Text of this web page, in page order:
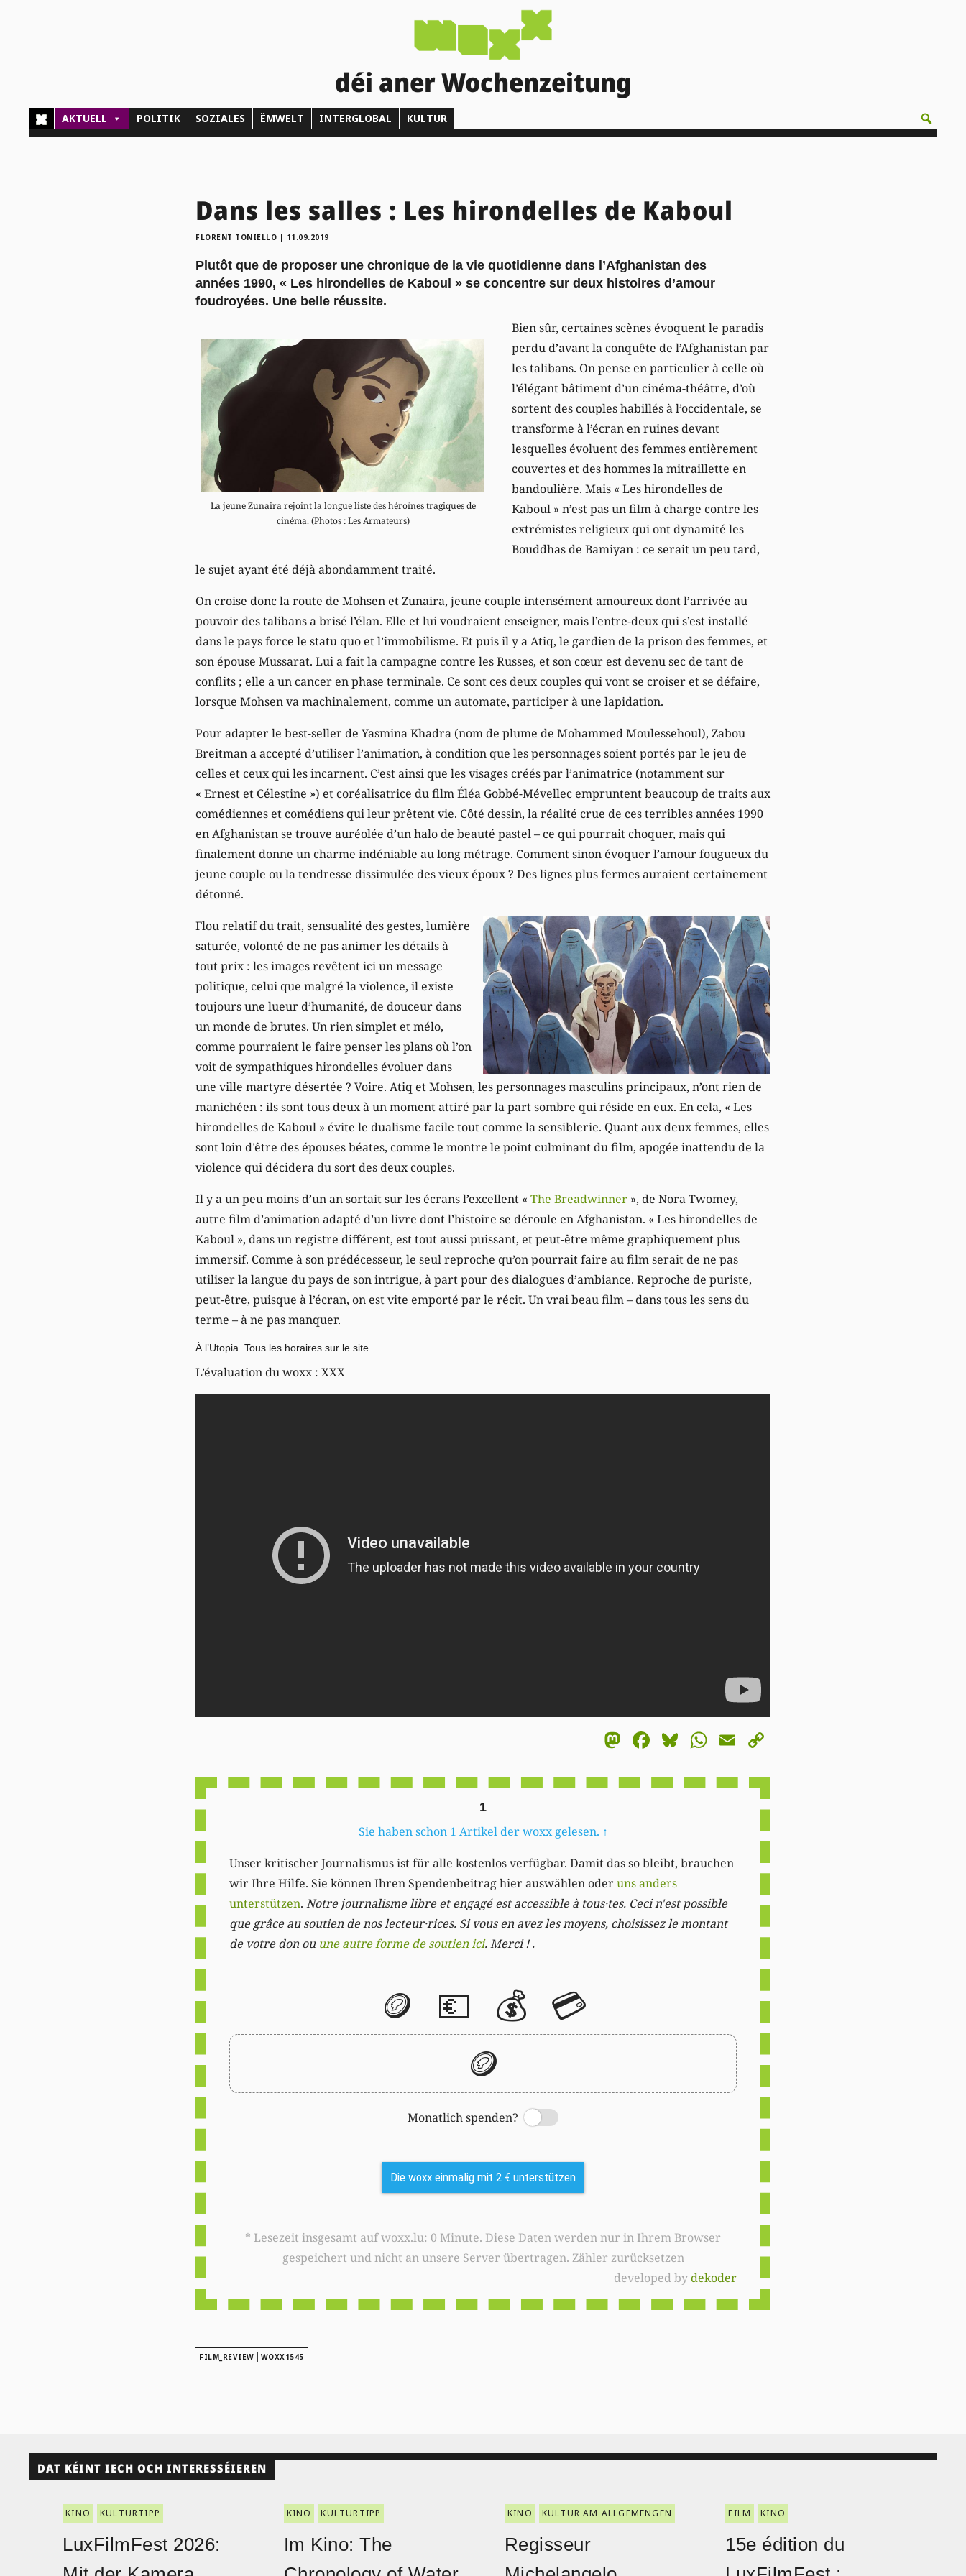
déi aner Wochenzeitung
AKTUELL POLITIK SOZIALES ËMWELT INTERGLOBAL KULTUR
Dans les salles : Les hirondelles de Kaboul
FLORENT TONIELLO | 11.09.2019
Plutôt que de proposer une chronique de la vie quotidienne dans l’Afghanistan des
années 1990, « Les hirondelles de Kaboul » se concentre sur deux histoires d’amour
foudroyées. Une belle réussite.
La jeune Zunaira rejoint la longue liste des héroïnes tragiques de
cinéma. (Photos : Les Armateurs)
Bien sûr, certaines scènes évoquent le paradis
perdu d’avant la conquête de l’Afghanistan par
les talibans. On pense en particulier à celle où
l’élégant bâtiment d’un cinéma-théâtre, d’où
sortent des couples habillés à l’occidentale, se
transforme à l’écran en ruines devant
lesquelles évoluent des femmes entièrement
couvertes et des hommes la mitraillette en
bandoulière. Mais « Les hirondelles de
Kaboul » n’est pas un film à charge contre les
extrémistes religieux qui ont dynamité les
Bouddhas de Bamiyan : ce serait un peu tard,
le sujet ayant été déjà abondamment traité.
On croise donc la route de Mohsen et Zunaira, jeune couple intensément amoureux dont l’arrivée au
pouvoir des talibans a brisé l’élan. Elle et lui voudraient enseigner, mais l’entre-deux qui s’est installé
dans le pays force le statu quo et l’immobilisme. Et puis il y a Atiq, le gardien de la prison des femmes, et
son épouse Mussarat. Lui a fait la campagne contre les Russes, et son cœur est devenu sec de tant de
conflits ; elle a un cancer en phase terminale. Ce sont ces deux couples qui vont se croiser et se défaire,
lorsque Mohsen va machinalement, comme un automate, participer à une lapidation.
Pour adapter le best-seller de ­Yasmina Khadra (nom de plume de ­Mohammed Moulessehoul), Zabou
Breitman a accepté d’utiliser l’animation, à condition que les personnages soient portés par le jeu de
celles et ceux qui les incarnent. C’est ainsi que les visages créés par l’animatrice (notamment sur
« Ernest et Célestine ») et coréalisatrice du film Éléa Gobbé-­Mévellec empruntent beaucoup de traits aux
comédiennes et comédiens qui leur prêtent vie. Côté dessin, la réalité crue de ces terribles années 1990
en Afghanistan se trouve auréolée d’un halo de beauté pastel – ce qui pourrait choquer, mais qui
finalement donne un charme indéniable au long métrage. Comment sinon évoquer l’amour fougueux du
jeune couple ou la tendresse dissimulée des vieux époux ? Des lignes plus fermes auraient certainement
détonné.
Flou relatif du trait, sensualité des gestes, lumière
saturée, volonté de ne pas animer les détails à
tout prix : les images revêtent ici un message
politique, celui que malgré la violence, il existe
toujours une lueur d’humanité, de douceur dans
un monde de brutes. Un rien simplet et mélo,
comme pourraient le faire penser les plans où l’on
voit de sympathiques hirondelles évoluer dans
une ville martyre désertée ? Voire. Atiq et Mohsen, les personnages masculins principaux, n’ont rien de
manichéen : ils sont tous deux à un moment attiré par la part sombre qui réside en eux. En cela, « Les
hirondelles de Kaboul » évite le dualisme facile tout comme la sensiblerie. Quant aux deux femmes, elles
sont loin d’être des épouses béates, comme le montre le point culminant du film, apogée inattendu de la
violence qui décidera du sort des deux couples.
Il y a un peu moins d’un an sortait sur les écrans l’excellent « The Breadwinner », de Nora Twomey,
autre film d’animation adapté d’un livre dont l’histoire se déroule en Afghanistan. « Les hirondelles de
Kaboul », dans un registre différent, est tout aussi puissant, et peut-être même graphiquement plus
immersif. Comme à son prédécesseur, le seul reproche qu’on pourrait faire au film serait de ne pas
utiliser la langue du pays de son intrigue, à part pour des dialogues d’ambiance. Reproche de puriste,
peut-être, puisque à l’écran, on est vite emporté par le récit. Un vrai beau film – dans tous les sens du
terme – à ne pas manquer.
À l’Utopia. Tous les horaires sur le site
L’évaluation du woxx : XXX
Mastodon
Facebook
Bluesky
WhatsApp
Email
1
Sie haben schon 1 Artikel der woxx gelesen. ↑
Unser kritischer Journalismus ist für alle kostenlos verfügbar. Damit das so bleibt, brauchen
wir Ihre Hilfe. Sie können Ihren Spendenbeitrag hier auswählen oderuns anders
unterstützen. Notre journalisme libre et engagé est accessible à tous·tes. Ceci n'est possible
que grâce au soutien de nos lecteur·rices. Si vous en avez les moyens, choisissez le montant
de votre don ou une autre forme de soutien ici. Merci ! .
🪙 💶 💰 💳
🪙
Monatlich spenden?
Switch
Die woxx einmalig mit 2 € unterstützen
* Lesezeit insgesamt auf woxx.lu: 0 Minute. Diese Daten werden nur in Ihrem Browser
gespeichert und nicht an unsere Server übertragen. Zähler zurücksetzen
developed bydekoder
FILM_REVIEW | WOXX1545
DAT KÉINT IECH OCH INTERESSÉIEREN
KINO KULTURTIPP
LuxFilmFest 2026:
KINO KULTURTIPP
Im Kino: The
KINO KULTUR AM ALLGEMENGEN
Regisseur
FILM KINO
15e édition du